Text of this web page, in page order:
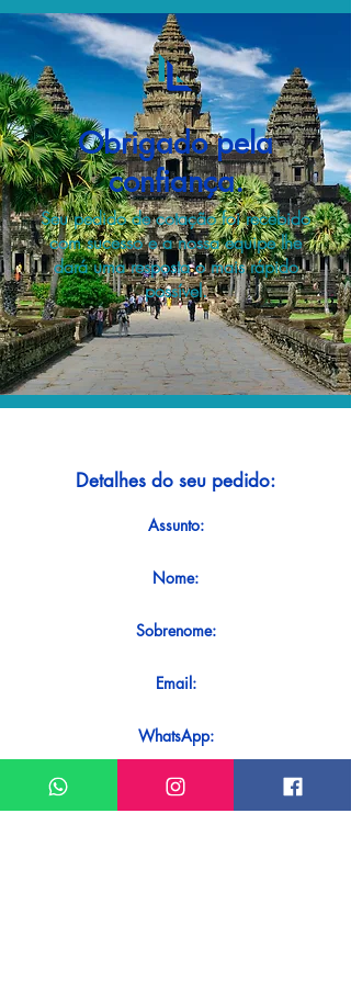
Obrigado pela
confiança.
Seu pedido de cotação foi recebido
com sucesso e a nossa equipe lhe
dará uma resposta o mais rápido
possível.
Detalhes do seu pedido:
Assunto:
Nome:
Sobrenome:
Email:
WhatsApp:
Mensagem: